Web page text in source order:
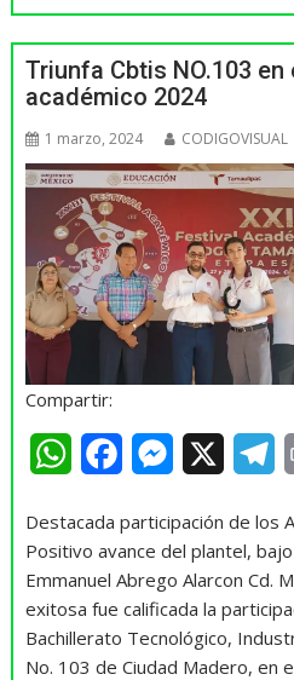
s
A
p
p
b
o
o
k
e
n
g
e
r
g
r
m
Triunfa Cbtis NO.103 en
académico 2024
1 marzo, 2024 CODIGOVISUAL
Compartir:
W
a
t
s
A
c
e
b
o
M
s
s
e
n
l
e
g
r
Destacada participación de los
Positivo avance del plantel,
Emmanuel Abrego Alarcon Cd.
exitosa fue calificada la
Bachillerato Tecnológico,
No. 103 de Ciudad Madero, en